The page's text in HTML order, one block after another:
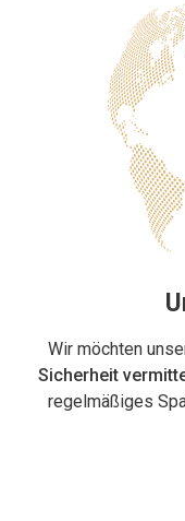
Wir möchten
Sicherheit
regelmäßiges